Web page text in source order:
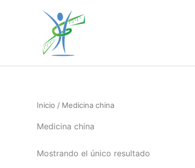
Inicio / Medicina china
Medicina china
Mostrando el único resultado